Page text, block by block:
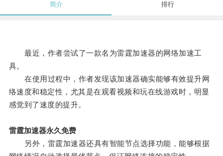
简介 排行
最近，作者尝试了一款名为雷霆加速器的网络加速工
具。
在使用过程中，作者发现该加速器确实能够有效提升网
络速度和稳定性，尤其是在观看视频和玩在线游戏时，明显
感觉到了速度的提升。
雷霆加速器永久免费
另外，雷霆加速器还具有智能节点选择功能，能够根据